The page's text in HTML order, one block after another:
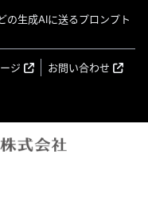
生成AIに送るプロンプト
ジ
お問い合わせ